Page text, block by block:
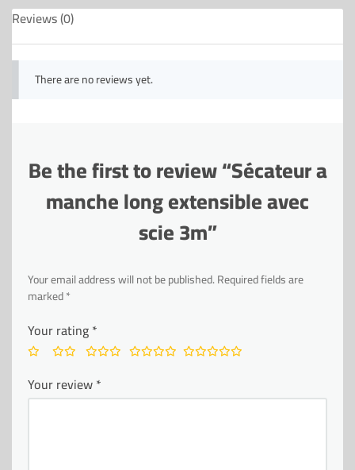
Reviews (0)
There are no reviews yet.
Be the first to review “Sécateur a
manche long extensible avec
scie 3m”
Your email address will not be published.Required fields are
marked*
Your rating*
Your review*